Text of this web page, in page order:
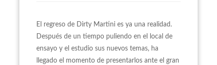
El regreso de Dirty Martini es ya una realidad.
Después de un tiempo puliendo en el local de
ensayo y el estudio sus nuevos temas, ha
llegado el momento de presentarlos ante el gran